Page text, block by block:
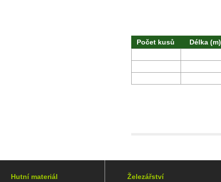
Počet kusů Délka (m)
Hutní materiál Železářství